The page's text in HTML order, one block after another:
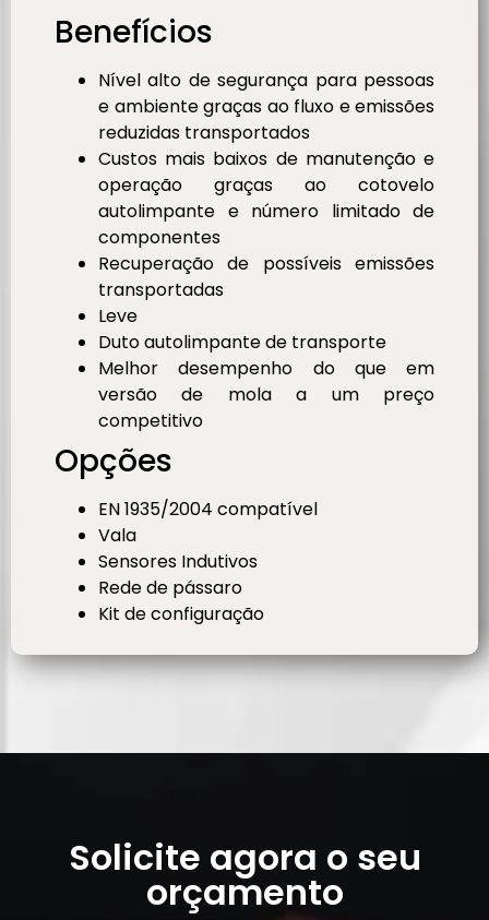
Benefícios
Nível alto de segurança para pessoas
e ambiente graças ao fluxo e emissões
reduzidas transportados
Custos mais baixos de manutenção e
operação graças ao cotovelo
autolimpante e número limitado de
componentes
Recuperação de possíveis emissões
transportadas
Leve
Duto autolimpante de transporte
Melhor desempenho do que em
versão de mola a um preço
competitivo
Opções
EN 1935/2004 compatível
Vala
Sensores Indutivos
Rede de pássaro
Kit de configuração
Solicite agora o seu
orçamento